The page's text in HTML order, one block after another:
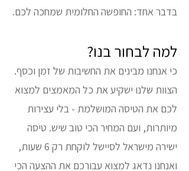
בדבר אחד: החופשה החלומית שמחכה לכם.
למה לבחור בנו?
כי אנחנו מבינים את החשיבות של זמן וכסף.
הצוות שלנו ישקיע את כל המאמצים למצוא
לכם את הטיסה המושלמת - בלי עצירות
מיותרות, ועם המחיר הכי טוב שיש. טיסה
ישירה מישראל לסיישל לוקחת רק 6 שעות,
ואנחנו נדאג למצוא עבורכם את ההצעה הכי